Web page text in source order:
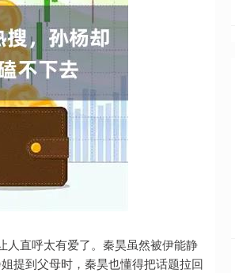
人直呼太有爱了。秦昊虽然被伊能静
提到父母时，秦昊也懂得把话题拉回